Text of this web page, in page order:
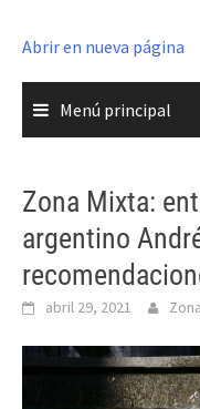
Abrir en nueva página
Menú principal
Zona Mixta:
argentino
abril 29, 2021